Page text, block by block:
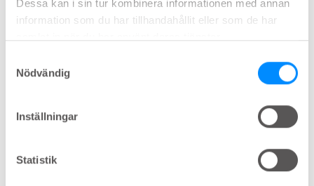
Dessa kan i sin tur kombinera informationen med annan
information som du har tillhandahållit eller som de har
Nödvändig
Inställningar
Statistik
dra ihop sig.
urinblåsan registreras, men aktivering av
blåsmuskeln och /eller slutmuskeln är inte
möjlig.
urinvägsinfektioner och urininkontinens.
Den behandling man i första hand väljer är Ren
Intermittent Kateterisering.